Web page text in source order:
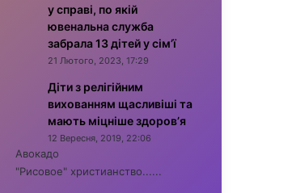
у справі, по якій
ювенальна служба
забрала 13 дітей у сім’ї
21 Лютого, 2023, 17:29
Діти з релігійним
вихованням щасливіші та
мають міцніше здоров’я
12 Вересня, 2019, 22:06
Авокадо
"Рисовое" христианство......